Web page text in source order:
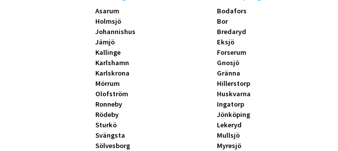
Asarum
Holmsjö
Johannishus
Jämjö
Kallinge
Karlshamn
Karlskrona
Mörrum
Olofström
Ronneby
Rödeby
Sturkö
Svängsta
Sölvesborg
Bodafors
Bor
Bredaryd
Eksjö
Forserum
Gnosjö
Gränna
Hillerstorp
Huskvarna
Ingatorp
Jönköping
Lekeryd
Mullsjö
Myresjö